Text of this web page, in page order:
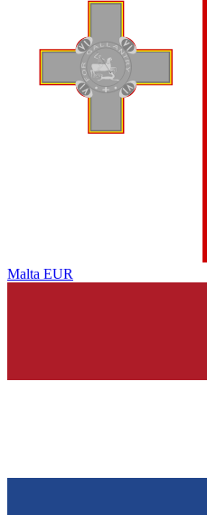
Malta EUR